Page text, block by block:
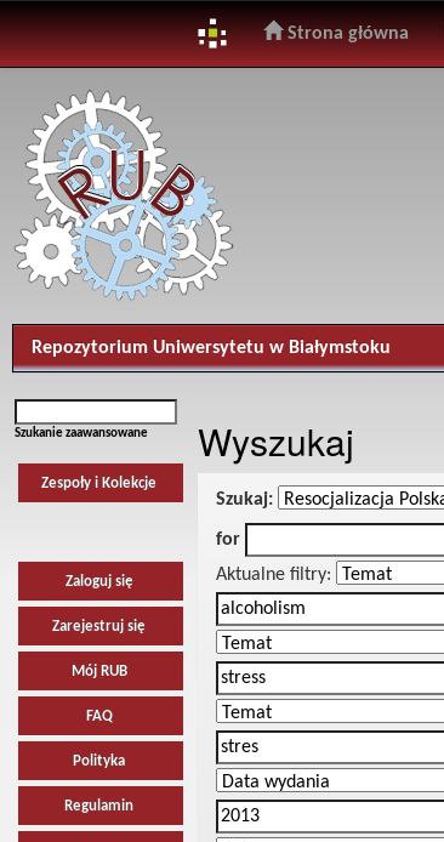
navigation
Strona główna
Repozytorium Uniwersytetu w Białymstoku
Szukanie zaawansowane
Zespoły i Kolekcje
Zaloguj się
Zarejestruj się
Mój RUB
FAQ
Polityka
Regulamin
Wyszukaj
Szukaj:
for
Aktualne filtry: